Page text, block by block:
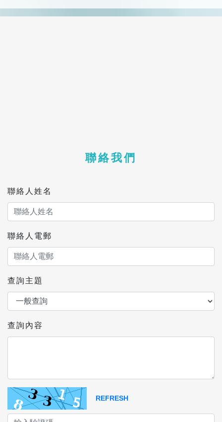
聯絡我們
聯絡人姓名
聯絡人電郵
查詢主題
查詢內容
REFRESH